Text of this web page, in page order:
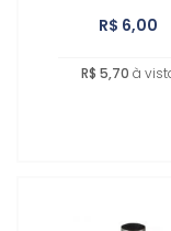
R$ 6,00
R$ 5,70 à